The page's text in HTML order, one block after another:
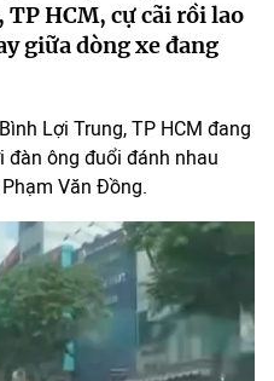
HCM, cự cãi rồi lao
giữa dòng xe đang
Lợi Trung, TP HCM đang
đàn ông đuổi đánh nhau
Văn Đồng.